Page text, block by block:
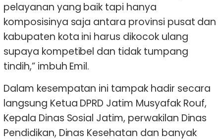
pelayanan yang baik tapi hanya
komposisinya saja antara provinsi pusat dan
kabupaten kota ini harus dikocok ulang
supaya kompetibel dan tidak tumpang
tindih,” imbuh Emil.
Dalam kesempatan ini tampak hadir secara
langsung Ketua DPRD Jatim Musyafak Rouf,
Kepala Dinas Sosial Jatim, perwakilan Dinas
Pendidikan, Dinas Kesehatan dan banyak